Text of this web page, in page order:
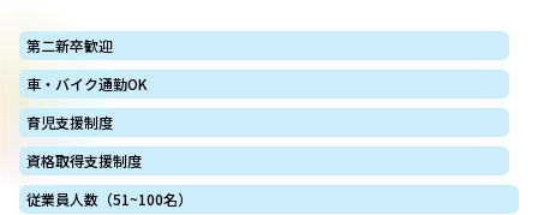
第二新卒歓迎
車・バイク通勤OK
育児支援制度
資格取得支援制度
従業員人数（51~100名）